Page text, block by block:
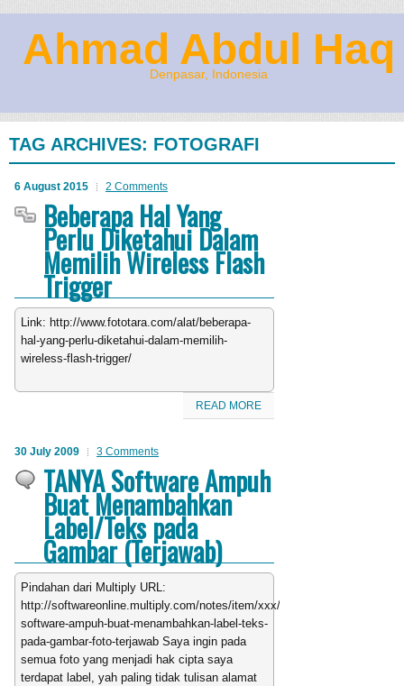
Ahmad Abdul Haq
Denpasar, Indonesia
TAG ARCHIVES: FOTOGRAFI
6 August 2015 2 Comments
Beberapa Hal Yang
Perlu Diketahui Dalam
Memilih Wireless Flash
Trigger
Link: http://www.fototara.com/alat/beberapa-
hal-yang-perlu-diketahui-dalam-memilih-
wireless-flash-trigger/
READ MORE
30 July 2009 3 Comments
TANYA Software Ampuh
Buat Menambahkan
Label/Teks pada
Gambar (Terjawab)
Pindahan dari Multiply URL:
http://softwareonline.multiply.com/notes/item/xxx/tanya-
software-ampuh-buat-menambahkan-label-teks-
pada-gambar-foto-terjawab Saya ingin pada
semua foto yang menjadi hak cipta saya
terdapat label, yah paling tidak tulisan alamat